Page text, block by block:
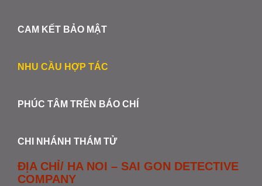
CAM KẾT BẢO MẬT
NHU CẦU HỢP TÁC
PHÚC TÂM TRÊN BÁO CHÍ
CHI NHÁNH THÁM TỬ
ĐỊA CHỈ/ HA NOI – SAI GON DETECTIVE
COMPANY